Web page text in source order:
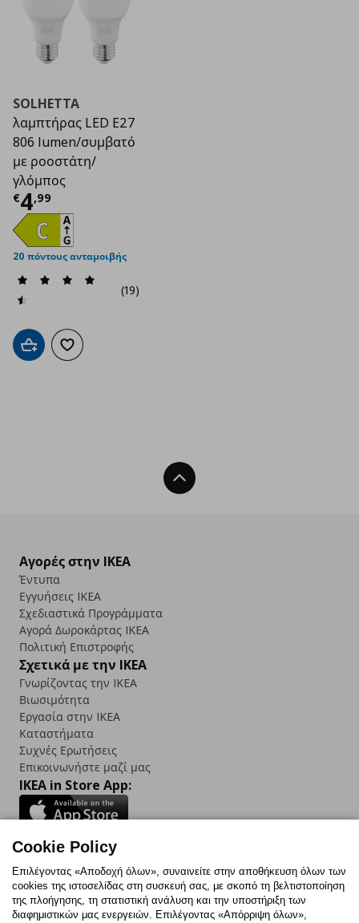
SOLHETTA
λαμπτήρας LED E27
806 lumen/συμβατό
με ροοστάτη/
γλόμπος
€4,99
Τρέχουσα τιμή
20 πόντους ανταμοιβής
(19)
Προσθήκη στο καλάθι
Προσθήκη στα αγαπημένα
Back To Top
Αγορές στην IKEA
Έντυπα
Εγγυήσεις IKEA
Σχεδιαστικά Προγράμματα
Αγορά Δωρoκάρτας IKEA
Πολιτική Επιστροφής
Σχετικά με την IKEA
Γνωρίζοντας την IKEA
Βιωσιμότητα
Εργασία στην IKEA
Καταστήματα
Συχνές Ερωτήσεις
Επικοινωνήστε μαζί μας
IKEA in Store App:
Follow us:
FacebookInstagram
TikTokYoutubePinterestTwitter
Cookie Policy
Επιλέγοντας «Αποδοχή όλων», συναινείτε στην αποθήκευση όλων των
cookies της ιστοσελίδας στη συσκευή σας, με σκοπό τη βελτιστοποίηση
της πλοήγησης, τη στατιστική ανάλυση και την υποστήριξη των
διαφημιστικών μας ενεργειών. Επιλέγοντας «Απόρριψη όλων»,